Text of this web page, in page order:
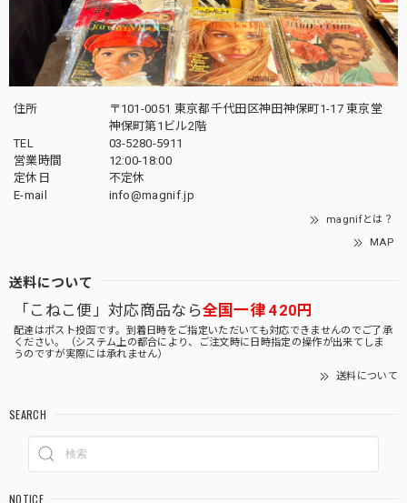
住所
〒101-0051 東京都千代田区神田神保町1-17 東京堂
神保町第1ビル2階
TEL
03-5280-5911
営業時間
12:00-18:00
定休日
不定休
E-mail
info@magnif.jp
magnifとは？
MAP
送料について
「こねこ便」対応商品なら全国一律 420円
配達はポスト投函です。到着日時をご指定いただいても対応できませんのでご了承
ください。（システム上の都合により、ご注文時に日時指定の操作が出来てしま
うのですが実際には承れません）
送料について
SEARCH
NOTICE